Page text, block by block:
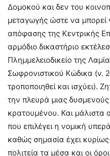
Δομοκού και δεν του
μεταγωγής ώστε να μπορεί
απόφασης της Κεντρικής
αρμόδιο δικαστήριο
Πλημμελειοδικείο της
Σωφρονιστικού Κώδικα (ν.
τροποποιηθεί και ισχύει).
την πλευρά μιας δυσμενούς
κρατουμένου. Και μάλιστα
που επιλέγει η νομική
καθώς σημασία έχει
πολιτεία τα μέσα και οι